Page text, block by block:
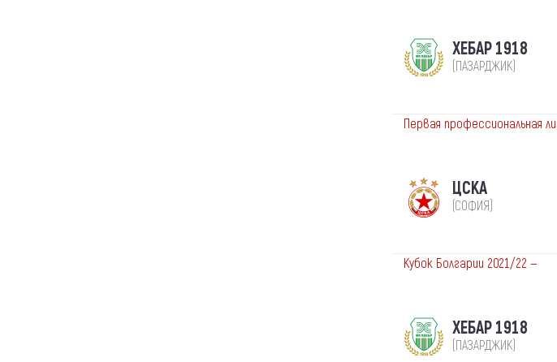
ХЕБАР 1918
(ПАЗАРДЖИК)
Первая профессиональная
ЦСКА
(СОФИЯ)
Кубок Болгарии 2021/22 —
ХЕБАР 1918
(ПАЗАРДЖИК)